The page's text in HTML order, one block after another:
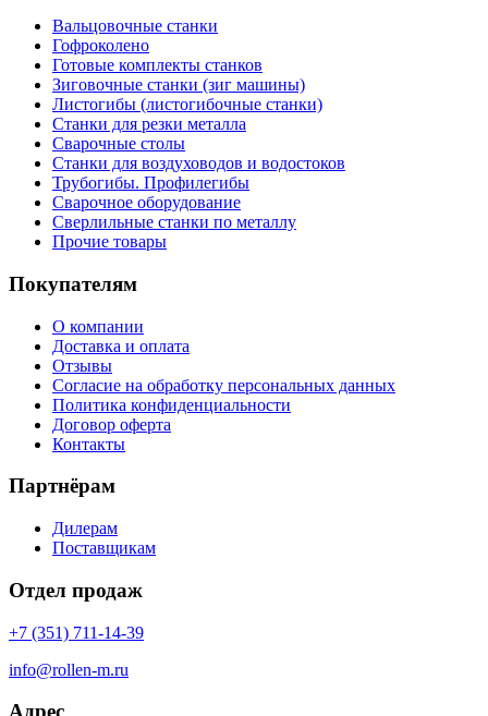
Вальцовочные станки
Гофроколено
Готовые комплекты станков
Зиговочные станки (зиг машины)
Листогибы (листогибочные станки)
Станки для резки металла
Сварочные столы
Станки для воздуховодов и водостоков
Трубогибы. Профилегибы
Сварочное оборудование
Сверлильные станки по металлу
Прочие товары
Покупателям
О компании
Доставка и оплата
Отзывы
Согласие на обработку персональных данных
Политика конфиденциальности
Договор оферта
Контакты
Партнёрам
Дилерам
Поставщикам
Отдел продаж
+7 (351) 711-14-39
info@rollen-m.ru